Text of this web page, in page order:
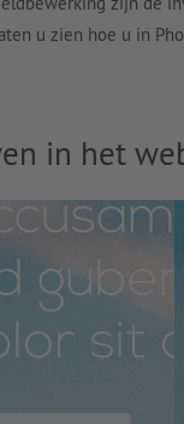
u zien hoe u in
in het